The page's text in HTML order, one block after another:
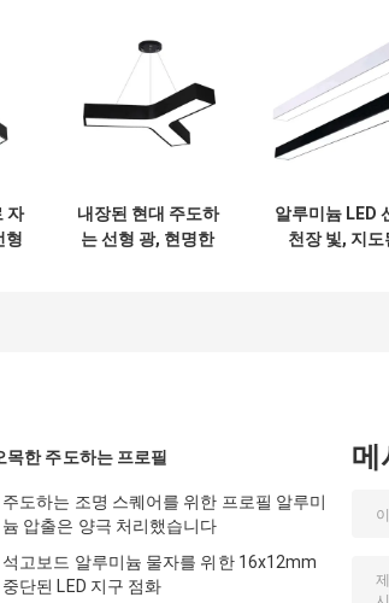
자
형
내장된 현대 주도하
는 선형 광, 현명한
알루미늄 LED
천장 빛, 지도
목한 주도하는 프로필
주도하는 조명 스퀘어를 위한 프로필 알루미
늄 압출은 양극 처리했습니다
석고보드 알루미늄 물자를 위한 16x12mm
중단된 LED 지구 점화
메